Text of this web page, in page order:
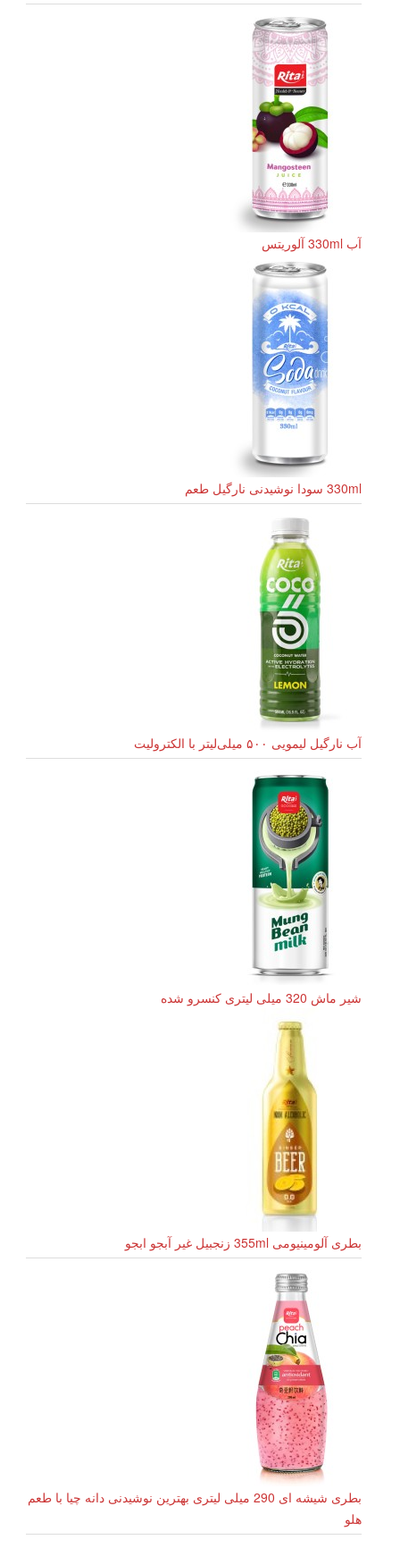
آب 330ml آلوریتس
330ml سودا نوشیدنی نارگیل طعم
آب نارگیل لیمویی ۵۰۰ میلی‌لیتر با الکترولیت
شیر ماش 320 میلی لیتری کنسرو شده
بطری آلومینیومی 355ml زنجبیل غیر آبجو ابجو
بطری شیشه ای 290 میلی لیتری بهترین نوشیدنی دانه چیا با طعم
هلو